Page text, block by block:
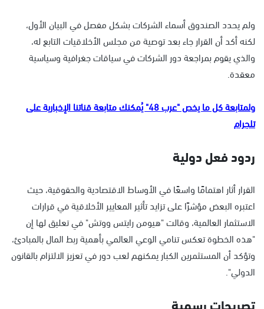
ولم يحدد الصندوق أسماء الشركات بشكل مفصل في البيان الأول،
لكنه أكد أن القرار جاء بعد توصية من مجلس الأخلاقيات التابع له،
والذي يقوم بمراجعة دور الشركات في سياقات جغرافية وسياسية
معقدة.
ولمتابعة كل ما يخص "عرب 48" يُمكنك متابعة قناتنا الإخبارية على
تلجرام
ردود فعل دولية
القرار أثار اهتمامًا واسعًا في الأوساط الاقتصادية والحقوقية، حيث
اعتبره البعض مؤشرًا على تزايد تأثير المعايير الأخلاقية في قرارات
الاستثمار العالمية، وقالت "هيومن رايتس ووتش" في تعليق لها إن
"هذه الخطوة تعكس تنامي الوعي العالمي بأهمية ربط المال بالمبادئ،
وتؤكد أن المستثمرين الكبار يمكنهم لعب دور في تعزيز الالتزام بالقانون
الدولي".
تصريحات رسمية